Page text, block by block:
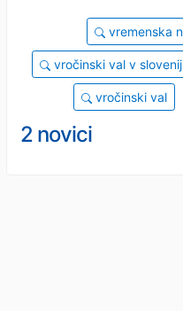
vremenska
vročinski val v
vročinski val
2 novici